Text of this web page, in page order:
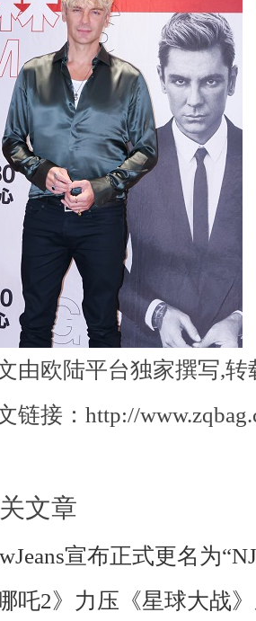
由欧陆平台独家撰写,转
链接：http://
文章
宣布正式更名为
哪吒2》力压《星球大战